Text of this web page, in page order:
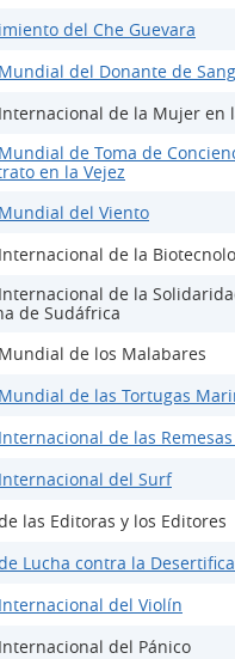
del Che Guevara
del Donante de
de la Mujer en
de Toma de
en la Vejez
del Viento
de la
de la
de Sudáfrica
de los Malabares
de las Tortugas
de las
del Surf
las Editoras y los Editores
Lucha contra la
del Violín
del Pánico